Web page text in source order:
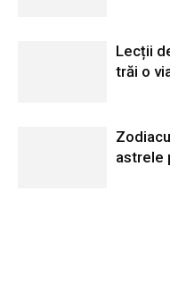
Lecții
trăi o
astrele